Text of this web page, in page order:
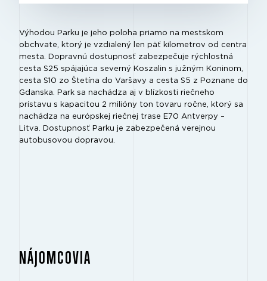
Výhodou Parku je jeho poloha priamo na mestskom
obchvate, ktorý je vzdialený len päť kilometrov od centra
mesta. Dopravnú dostupnosť zabezpečuje rýchlostná
cesta S25 spájajúca severný Koszalin s južným Koninom,
cesta S10 zo Štetína do Varšavy a cesta S5 z Poznane do
Gdanska. Park sa nachádza aj v blízkosti riečneho
prístavu s kapacitou 2 milióny ton tovaru ročne, ktorý sa
nachádza na európskej riečnej trase E70 Antverpy –
Litva. Dostupnosť Parku je zabezpečená verejnou
autobusovou dopravou.
NÁJOMCOVIA